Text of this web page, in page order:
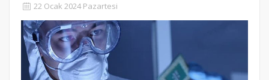
22 Ocak 2024 Pazartesi